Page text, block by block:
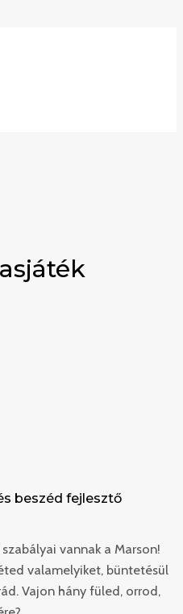
beszéd fejlesztő
vannak a Marson!
valamelyiket, büntetésül
Vajon hány füled, orrod,